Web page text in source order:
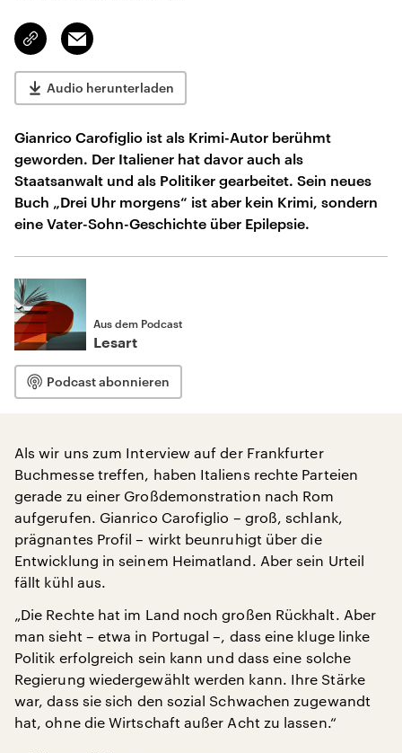
Link
kopieren/teilen
Email
Audio herunterladen
Gianrico Carofiglio ist als Krimi-Autor berühmt
geworden. Der Italiener hat davor auch als
Staatsanwalt und als Politiker gearbeitet. Sein neues
Buch „Drei Uhr morgens“ ist aber kein Krimi, sondern
eine Vater-Sohn-Geschichte über Epilepsie.
Aus dem Podcast
Lesart
Podcast abonnieren
Als wir uns zum Interview auf der Frankfurter
Buchmesse treffen, haben Italiens rechte Parteien
gerade zu einer Großdemonstration nach Rom
aufgerufen. Gianrico Carofiglio – groß, schlank,
prägnantes Profil – wirkt beunruhigt über die
Entwicklung in seinem Heimatland. Aber sein Urteil
fällt kühl aus.
„Die Rechte hat im Land noch großen Rückhalt. Aber
man sieht – etwa in Portugal –, dass eine kluge linke
Politik erfolgreich sein kann und dass eine solche
Regierung wiedergewählt werden kann. Ihre Stärke
war, dass sie sich den sozial Schwachen zugewandt
hat, ohne die Wirtschaft außer Acht zu lassen.“